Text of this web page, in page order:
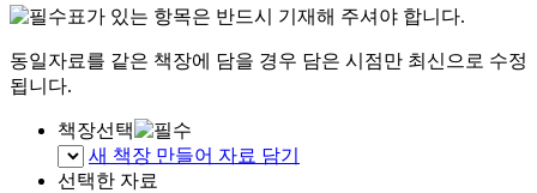
표가 있는 항목은 반드시 기재해 주셔야 합니다.
동일자료를 같은 책장에 담을 경우 담은 시점만 최신으로 수정
됩니다.
책장선택
새 책장 만들어 자료 담기
선택한 자료